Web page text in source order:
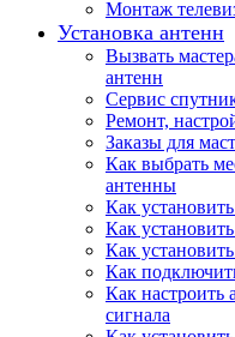
Монтаж
Установка антенн
Вызвать
антенн
Сервис
Ремонт,
Заказы для
Как выбрать
антенны
Как
Как
Как
Как
Как настроить
сигнала